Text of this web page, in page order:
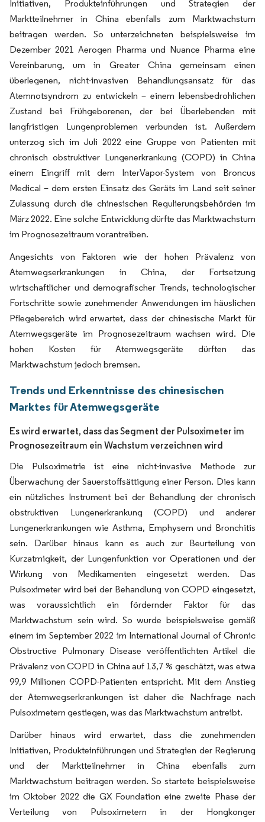
Initiativen, Produkteinführungen und Strategien der
Marktteilnehmer in China ebenfalls zum Marktwachstum
beitragen werden. So unterzeichneten beispielsweise im
Dezember 2021 Aerogen Pharma und Nuance Pharma eine
Vereinbarung, um in Greater China gemeinsam einen
überlegenen, nicht-invasiven Behandlungsansatz für das
Atemnotsyndrom zu entwickeln – einem lebensbedrohlichen
Zustand bei Frühgeborenen, der bei Überlebenden mit
langfristigen Lungenproblemen verbunden ist. Außerdem
unterzog sich im Juli 2022 eine Gruppe von Patienten mit
chronisch obstruktiver Lungenerkrankung (COPD) in China
einem Eingriff mit dem InterVapor-System von Broncus
Medical – dem ersten Einsatz des Geräts im Land seit seiner
Zulassung durch die chinesischen Regulierungsbehörden im
März 2022. Eine solche Entwicklung dürfte das Marktwachstum
im Prognosezeitraum vorantreiben.
Angesichts von Faktoren wie der hohen Prävalenz von
Atemwegserkrankungen in China, der Fortsetzung
wirtschaftlicher und demografischer Trends, technologischer
Fortschritte sowie zunehmender Anwendungen im häuslichen
Pflegebereich wird erwartet, dass der chinesische Markt für
Atemwegsgeräte im Prognosezeitraum wachsen wird. Die
hohen Kosten für Atemwegsgeräte dürften das
Marktwachstum jedoch bremsen.
Trends und Erkenntnisse des chinesischen
Marktes für Atemwegsgeräte
Es wird erwartet, dass das Segment der Pulsoximeter im
Prognosezeitraum ein Wachstum verzeichnen wird
Die Pulsoximetrie ist eine nicht-invasive Methode zur
Überwachung der Sauerstoffsättigung einer Person. Dies kann
ein nützliches Instrument bei der Behandlung der chronisch
obstruktiven Lungenerkrankung (COPD) und anderer
Lungenerkrankungen wie Asthma, Emphysem und Bronchitis
sein. Darüber hinaus kann es auch zur Beurteilung von
Kurzatmigkeit, der Lungenfunktion vor Operationen und der
Wirkung von Medikamenten eingesetzt werden. Das
Pulsoximeter wird bei der Behandlung von COPD eingesetzt,
was voraussichtlich ein fördernder Faktor für das
Marktwachstum sein wird. So wurde beispielsweise gemäß
einem im September 2022 im International Journal of Chronic
Obstructive Pulmonary Disease veröffentlichten Artikel die
Prävalenz von COPD in China auf 13,7 % geschätzt, was etwa
99,9 Millionen COPD-Patienten entspricht. Mit dem Anstieg
der Atemwegserkrankungen ist daher die Nachfrage nach
Pulsoximetern gestiegen, was das Marktwachstum antreibt.
Darüber hinaus wird erwartet, dass die zunehmenden
Initiativen, Produkteinführungen und Strategien der Regierung
und der Marktteilnehmer in China ebenfalls zum
Marktwachstum beitragen werden. So startete beispielsweise
im Oktober 2022 die GX Foundation eine zweite Phase der
Verteilung von Pulsoximetern in der Hongkonger